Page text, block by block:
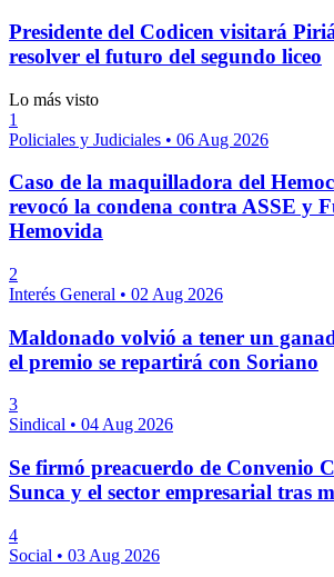
Presidente del Codicen visitará
resolver el futuro del segundo liceo
Lo más visto
1
Policiales y Judiciales • 06 Aug 2026
Caso de la maquilladora del
revocó la condena contra ASSE y
Hemovida
2
Interés General • 02 Aug 2026
Maldonado volvió a tener un
el premio se repartirá con Soriano
3
Sindical • 04 Aug 2026
Se firmó preacuerdo de Convenio
Sunca y el sector empresarial tras
4
Social • 03 Aug 2026